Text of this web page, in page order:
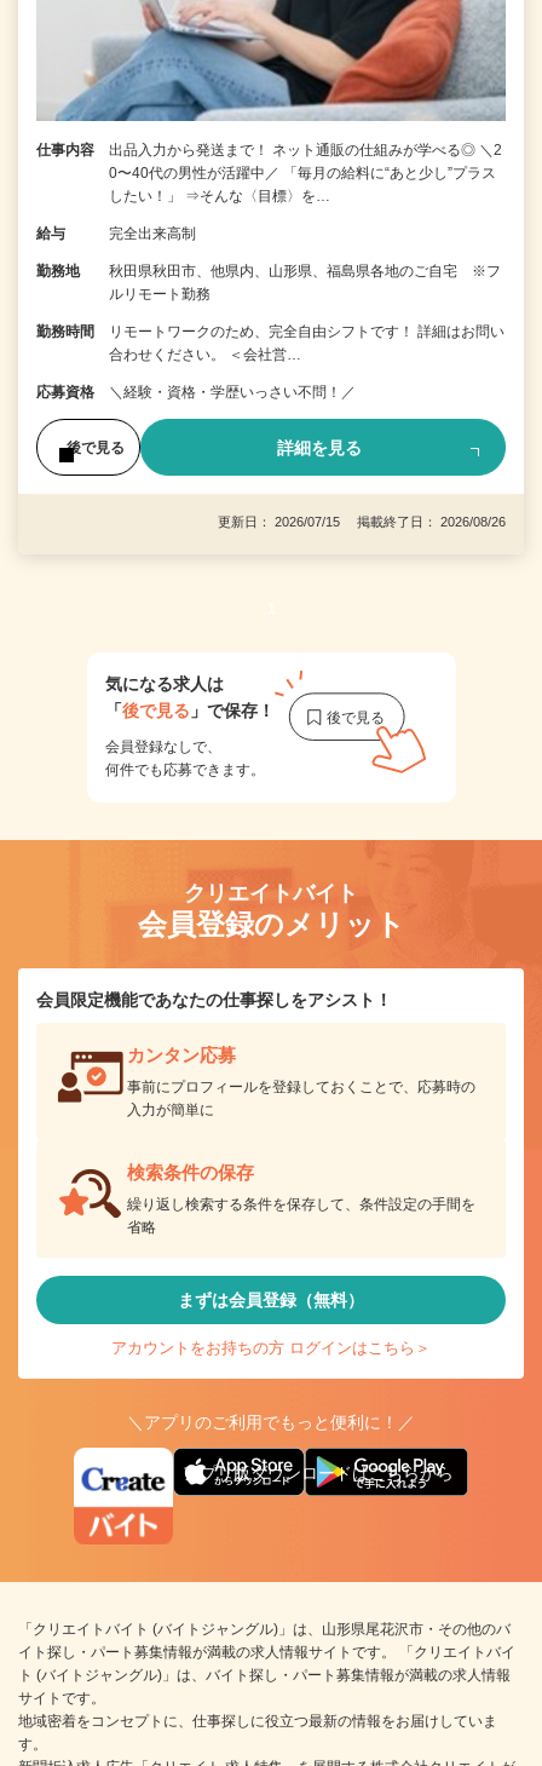
仕事内容
出品入力から発送まで！ ネット通販の仕組みが学べる◎ ＼2
0〜40代の男性が活躍中／ 「毎月の給料に“あと少し”プラス
したい！」 ⇒そんな〈目標〉を…
給与 完全出来高制
勤務地
秋田県秋田市、他県内、山形県、福島県各地のご自宅 ※フ
ルリモート勤務
勤務時間
リモートワークのため、完全自由シフトです！ 詳細はお問い
合わせください。 ＜会社営…
応募資格 ＼経験・資格・学歴いっさい不問！／
後で見る 詳細を見る
更新日： 2026/07/15 掲載終了日： 2026/08/26
1
気になる求人は
「後で見る 」で保存！
会員登録なしで、
何件でも応募できます。
クリエイトバイト
会員登録のメリット
会員限定機能であなたの仕事探しをアシスト！
カンタン応募
事前にプロフィールを登録しておくことで、応募時の
入力が簡単に
検索条件の保存
繰り返し検索する条件を保存して、条件設定の手間を
省略
まずは会員登録（無料）
アカウントをお持ちの方 ログインはこちら＞
＼アプリのご利用でもっと便利に！／
アプリ版ダウンロードはこちらから
「クリエイトバイト (バイトジャングル)」は、山形県尾花沢市・その他のバ
イト探し・パート募集情報が満載の求人情報サイトです。 「クリエイトバイ
ト (バイトジャングル)」は、バイト探し・パート募集情報が満載の求人情報
サイトです。
地域密着をコンセプトに、仕事探しに役立つ最新の情報をお届けしていま
す。